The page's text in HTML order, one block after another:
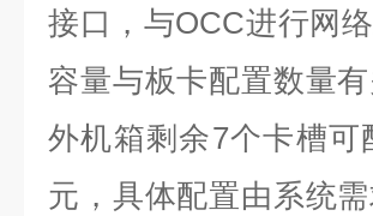
接口，与OCC进行网
容量与板卡配置数量
外机箱剩余7个卡槽
元，具体配置由系统